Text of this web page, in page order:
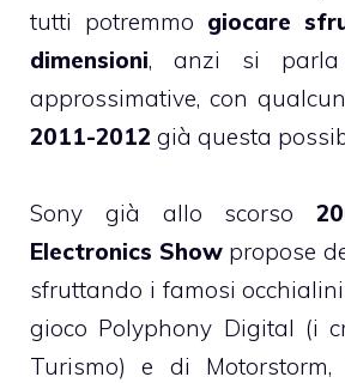
tutti potremmo giocare
dimensioni, anzi si
approssimative, con
2011-2012 già questa
Sony già allo scorso
Electronics Showpropose
sfruttando i famosi
gioco Polyphony Digital (i
Turismo) e di